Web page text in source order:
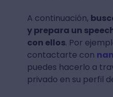
A continuación,
y prepara un
con ellos. Por
contactarte con
puedes hacerlo a
privado en su perfil